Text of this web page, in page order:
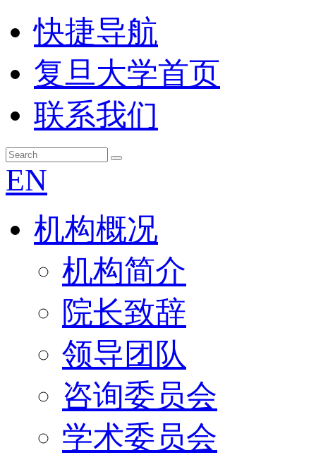
快捷导航
复旦大学首页
联系我们
EN
机构概况
机构简介
院长致辞
领导团队
咨询委员会
学术委员会